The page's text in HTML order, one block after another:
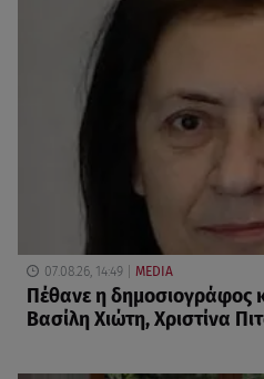
07.08.26, 14:49 MEDIA
Πέθανε η δημοσιογράφος
Βασίλη Χιώτη, Χριστίνα